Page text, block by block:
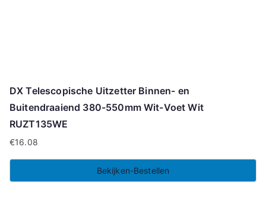
DX Telescopische Uitzetter Binnen- en
Buitendraaiend 380-550mm Wit-Voet Wit
RUZT135WE
€16.08
Bekijken-Bestellen